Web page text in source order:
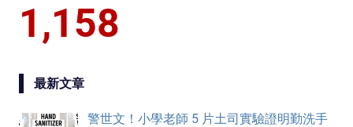
1,158
最新文章
警世文！小學老師 5 片土司實驗證明勤洗手